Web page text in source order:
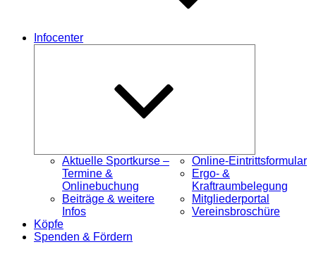
Infocenter
Aktuelle Sportkurse –
Termine &
Onlinebuchung
Beiträge & weitere
Infos
Online-Eintrittsformular
Ergo- &
Kraftraumbelegung
Mitgliederportal
Vereinsbroschüre
Köpfe
Spenden & Fördern